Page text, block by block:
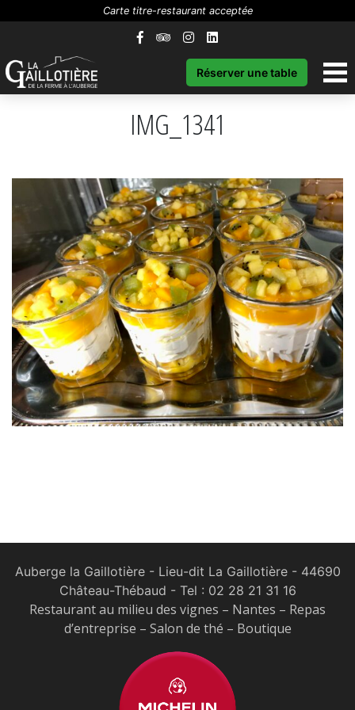
Carte titre-restaurant acceptée
Réserver une table
IMG_1341
Auberge la Gaillotière - Lieu-dit La Gaillotière - 44690
Château-Thébaud - Tel : 02 28 21 31 16
Restaurant au milieu des vignes – Nantes – Repas
d’entreprise – Salon de thé – Boutique